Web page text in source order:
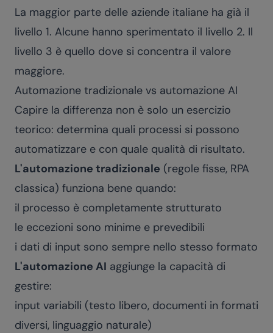
La maggior parte delle aziende italiane ha già il
livello 1. Alcune hanno sperimentato il livello 2. Il
livello 3 è quello dove si concentra il valore
maggiore.
Automazione tradizionale vs automazione AI
Capire la differenza non è solo un esercizio
teorico: determina quali processi si possono
automatizzare e con quale qualità di risultato.
L'automazione tradizionale (regole fisse, RPA
classica) funziona bene quando:
il processo è completamente strutturato
le eccezioni sono minime e prevedibili
i dati di input sono sempre nello stesso formato
L'automazione AI aggiunge la capacità di
gestire:
input variabili (testo libero, documenti in formati
diversi, linguaggio naturale)